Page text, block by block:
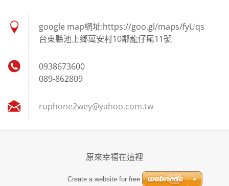
google map網址:https://goo.gl/maps/fyUqs
台東縣池上鄉萬安村10鄰龍仔尾11號
0938673600
089-862809
ruphone2wey@yahoo.com.tw
原來幸福在這裡
Create a website for free